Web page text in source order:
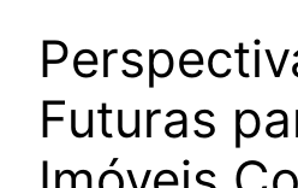
Futuras